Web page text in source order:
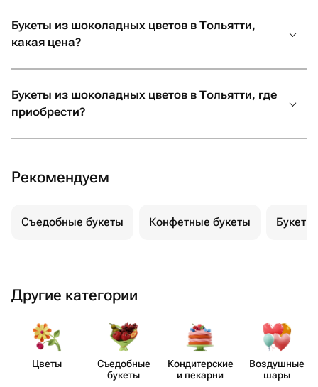
Букеты из шоколадных цветов в Тольятти,
какая цена?
Букеты из шоколадных цветов в Тольятти, где
приобрести?
Рекомендуем
Съедобные букеты Конфетные букеты
Другие категории
Цветы
Съедобные
букеты
Кондит​ерские
и пекарни
Воздушные
шары